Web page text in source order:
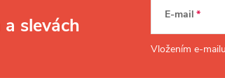
a slevách E-mail
Vložením e-